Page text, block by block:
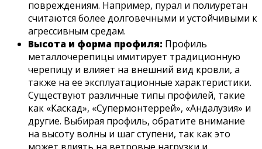
повреждениям. Например, пурал и полиуретан
считаются более долговечными и устойчивыми к
агрессивным средам.
Высота и форма профиля: Профиль
металлочерепицы имитирует традиционную
черепицу и влияет на внешний вид кровли, а
также на ее эксплуатационные характеристики.
Существуют различные типы профилей, такие
как «Каскад», «Супермонтеррей», «Андалузия» и
другие. Выбирая профиль, обратите внимание
на высоту волны и шаг ступени, так как это